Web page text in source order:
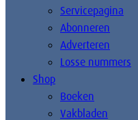
Servicepagina
Abonneren
Adverteren
Losse nummers
Shop
Boeken
Vakbladen